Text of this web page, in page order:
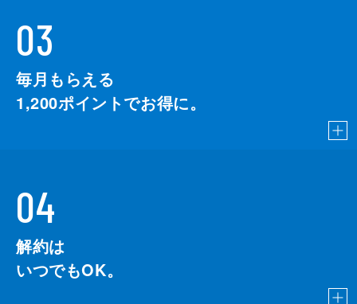
03
毎月もらえる
1,200ポイントでお得に。
04
解約は
いつでもOK。